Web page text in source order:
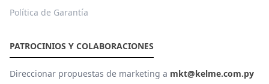
Política de Garantía
PATROCINIOS Y COLABORACIONES
Direccionar propuestas de marketing a mkt@kelme.com.py